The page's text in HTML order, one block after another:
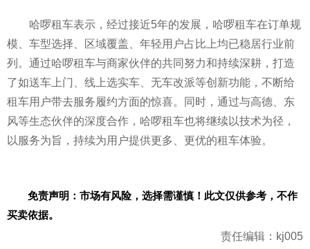
哈啰租车表示，经过接近5年的发展，哈啰租车在订单规
模、车型选择、区域覆盖、年轻用户占比上均已稳居行业前
列。通过哈啰租车与商家伙伴的共同努力和持续深耕，打造
了如送车上门、线上选实车、无车改派等创新功能，不断给
租车用户带去服务履约方面的惊喜。同时，通过与高德、东
风等生态伙伴的深度合作，哈啰租车也将继续以技术为径，
以服务为旨，持续为用户提供更多、更优的租车体验。
免责声明：市场有风险，选择需谨慎！此文仅供参考，不作
买卖依据。
责任编辑：kj005